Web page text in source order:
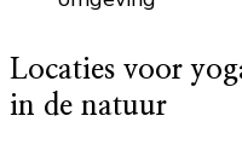
Locaties voor
in de natuur